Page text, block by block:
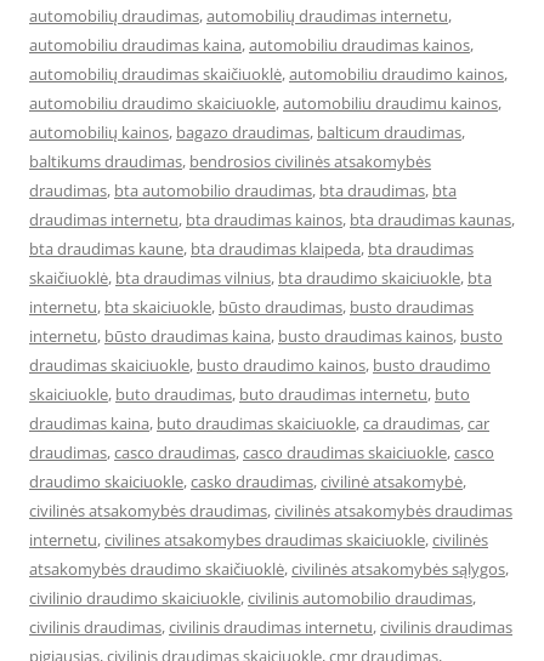
automobilių draudimas,automobilių draudimas internetu,
automobiliu draudimas kaina,automobiliu draudimas kainos,
automobilių draudimas skaičiuoklė,automobiliu draudimo kainos,
automobiliu draudimo skaiciuokle,automobiliu draudimu kainos,
automobilių kainos, bagazo draudimas, balticum draudimas,
baltikums draudimas, bendrosios civilinės atsakomybės
draudimas, bta automobilio draudimas, bta draudimas, bta
draudimas internetu, bta draudimas kainos, bta draudimas kaunas,
bta draudimas kaune, bta draudimas klaipeda, bta draudimas
skaičiuoklė, bta draudimas vilnius, bta draudimo skaiciuokle, bta
internetu, bta skaiciuokle, būsto draudimas, busto draudimas
internetu, būsto draudimas kaina, busto draudimas kainos, busto
draudimas skaiciuokle, busto draudimo kainos, busto draudimo
skaiciuokle, buto draudimas, buto draudimas internetu, buto
draudimas kaina, buto draudimas skaiciuokle,ca draudimas,car
draudimas,casco draudimas,casco draudimas skaiciuokle,casco
draudimo skaiciuokle,casko draudimas,civilinė atsakomybė,
civilinės atsakomybės draudimas,civilinės atsakomybės draudimas
internetu,civilines atsakomybes draudimas skaiciuokle,civilinės
atsakomybės draudimo skaičiuoklė,civilinės atsakomybės sąlygos,
civilinio draudimo skaiciuokle,civilinis automobilio draudimas,
civilinis draudimas,civilinis draudimas internetu,civilinis draudimas
pigiausias,civilinis draudimas skaiciuokle,cmr draudimas,